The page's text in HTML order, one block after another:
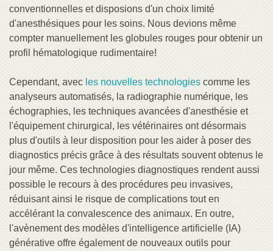
conventionnelles et disposions d'un choix limité
d'anesthésiques pour les soins. Nous devions même
compter manuellement les globules rouges pour obtenir un
profil hématologique rudimentaire!
Cependant, avec les nouvelles technologies comme les
analyseurs automatisés, la radiographie numérique, les
échographies, les techniques avancées d'anesthésie et
l'équipement chirurgical, les vétérinaires ont désormais
plus d'outils à leur disposition pour les aider à poser des
diagnostics précis grâce à des résultats souvent obtenus le
jour même. Ces technologies diagnostiques rendent aussi
possible le recours à des procédures peu invasives,
réduisant ainsi le risque de complications tout en
accélérant la convalescence des animaux. En outre,
l'avènement des modèles d'intelligence artificielle (IA)
générative offre également de nouveaux outils pour